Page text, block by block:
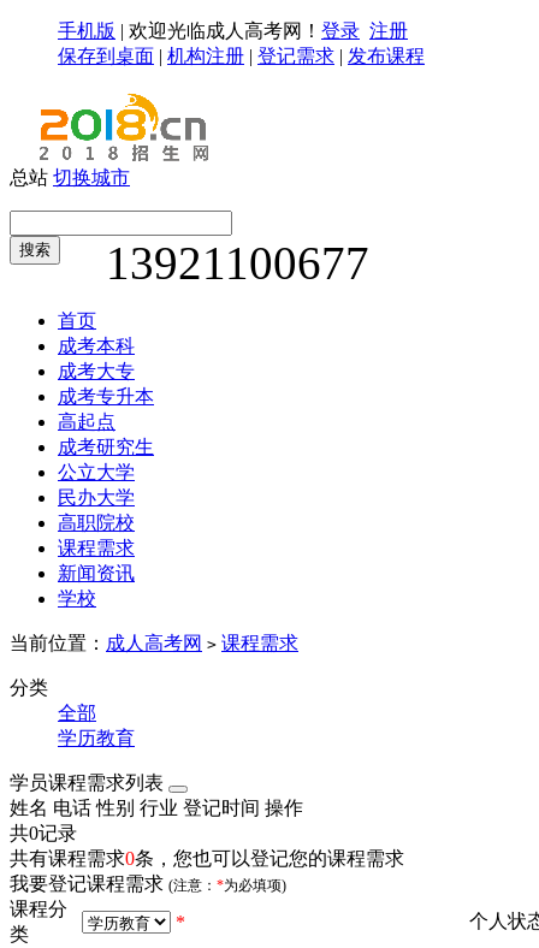
手机版 | 欢迎光临成人高考网！ 登录 注册
保存到桌面 | 机构注册 | 登记需求 | 发布课程
总站 切换城市
搜索 13921100677
首页
成考本科
成考大专
成考专升本
高起点
成考研究生
公立大学
民办大学
高职院校
课程需求
新闻资讯
学校
当前位置： 成人高考网 > 课程需求
分类
全部
学历教育
学员课程需求列表
姓名 电话 性别 行业 登记时间 操作
共0记录
共有课程需求0条，您也可以登记您的课程需求
我要登记课程需求 (注意： *为必填项)
课程分
类
*
个人状